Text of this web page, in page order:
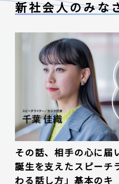
新社会人のみな
その話、相手の心に届
誕生を支えたスピーチ
わる話し方」基本のキ